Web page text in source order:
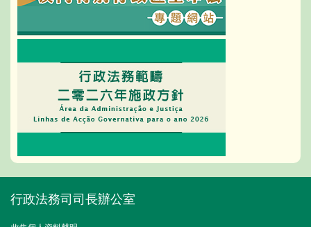
行政法務司司長辦公室